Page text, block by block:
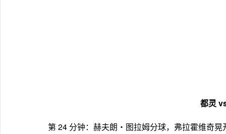
都灵 vs
第 24 分钟：赫夫朗・图拉姆分球，弗拉霍维奇晃